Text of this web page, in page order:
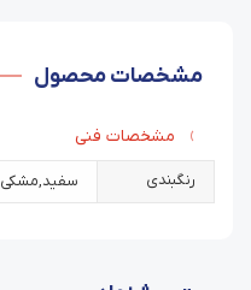
مشخصات محصول
مشخصات فنی
رنگبندی سفید,مشکی